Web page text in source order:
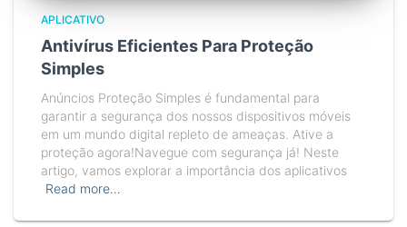
APLICATIVO
Antivírus Eficientes Para Proteção
Simples
Anúncios Proteção Simples é fundamental para
garantir a segurança dos nossos dispositivos móveis
em um mundo digital repleto de ameaças. Ative a
proteção agora!Navegue com segurança já! Neste
artigo, vamos explorar a importância dos aplicativos
Read more…